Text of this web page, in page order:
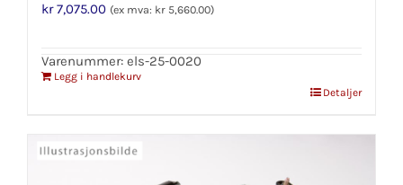
kr7,075.00 (ex mva: kr 5,660.00)
Varenummer: els-25-0020
Legg i handlekurv
Detaljer